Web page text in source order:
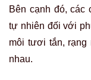
Bên cạnh đó, các
tự nhiên đối với
môi tươi tắn,
nhau.